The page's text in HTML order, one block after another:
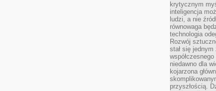
krytycznym
inteligencja
ludzi, a nie
równowaga
technologia
Rozwój
stał się
niedawno dla
kojarzona
przyszłością.